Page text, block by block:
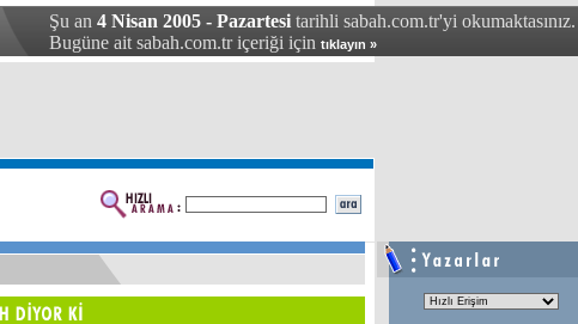
Şu an 4 Nisan 2005 - Pazartesi tarihli sabah.com.tr'yi okumaktasınız.
Bugüne ait sabah.com.tr içeriği için tıklayın »